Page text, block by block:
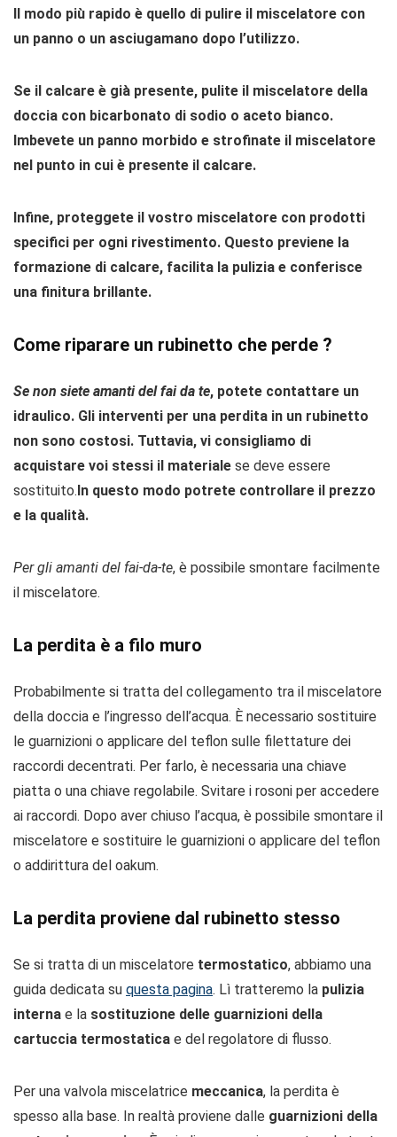
Il modo più rapido è quello di pulire il miscelatore con
un panno o un asciugamano dopo l’utilizzo.
Se il calcare è già presente, pulite il miscelatore della
doccia con bicarbonato di sodio o aceto bianco.
Imbevete un panno morbido e strofinate il miscelatore
nel punto in cui è presente il calcare.
Infine, proteggete il vostro miscelatore con prodotti
specifici per ogni rivestimento. Questo previene la
formazione di calcare, facilita la pulizia e conferisce
una finitura brillante.
Come riparare un rubinetto che perde ?
Se non siete amanti del fai da te, potete contattare un
idraulico. Gli interventi per una perdita in un rubinetto
non sono costosi. Tuttavia, vi consigliamo di
acquistare voi stessi il materiale se deve essere
sostituito. In questo modo potrete controllare il prezzo
e la qualità.
Per gli amanti del fai-da-te, è possibile smontare facilmente
il miscelatore.
La perdita è a filo muro
Probabilmente si tratta del collegamento tra il miscelatore
della doccia e l’ingresso dell’acqua. È necessario sostituire
le guarnizioni o applicare del teflon sulle filettature dei
raccordi decentrati. Per farlo, è necessaria una chiave
piatta o una chiave regolabile. Svitare i rosoni per accedere
ai raccordi. Dopo aver chiuso l’acqua, è possibile smontare il
miscelatore e sostituire le guarnizioni o applicare del teflon
o addirittura del oakum.
La perdita proviene dal rubinetto stesso
Se si tratta di un miscelatore termostatico, abbiamo una
guida dedicata su questa pagina. Lì tratteremo la pulizia
interna e la sostituzione delle guarnizioni della
cartuccia termostatica e del regolatore di flusso.
Per una valvola miscelatrice meccanica, la perdita è
spesso alla base. In realtà proviene dalle guarnizioni della